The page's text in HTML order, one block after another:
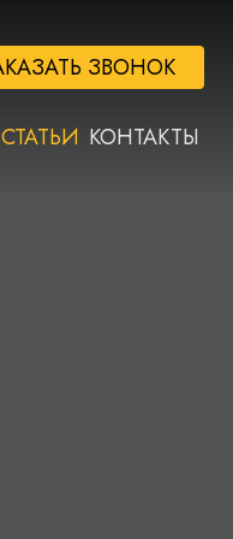
ЗВОНОК
СТАТЬИ КОНТАКТЫ